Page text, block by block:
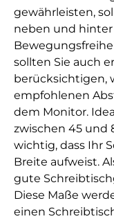
gewährleisten,
neben und
sollten Sie auch
berücksichtigen,
empfohlenen
dem Monitor.
zwischen 45 und
wichtig, dass Ihr
Breite aufweist.
gute
Diese Maße
einen